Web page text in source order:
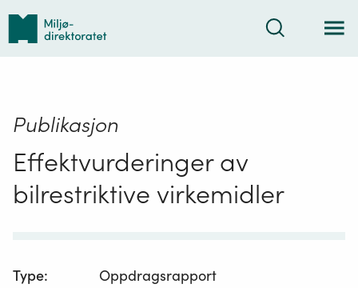
Tilbake
forsiden
Søk
Publikasjon
Effektvurderinger av
bilrestriktive virkemidler
Type:
Oppdragsrapport